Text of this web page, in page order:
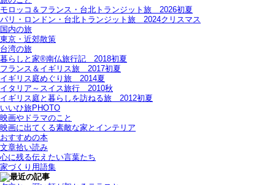
モロッコ＆フランス・台北トランジット旅＿2026初夏
パリ・ロンドン・台北トランジット旅＿2024クリスマス
国内の旅
東京・近郊散策
台湾の旅
暮らしと家®南仏旅行記＿2018初夏
フランス＆イギリス旅＿2017初夏
イギリス庭めぐり旅＿2014夏
イタリア～スイス旅行 2010秋
イギリス庭と暮らしを訪ねる旅＿2012初夏
いいひ旅PHOTO
映画やドラマのこと
映画に出てくる素敵な家とインテリア
おすすめの本
文章拾い読み
心に残る伝えたい言葉たち
家づくり用語集